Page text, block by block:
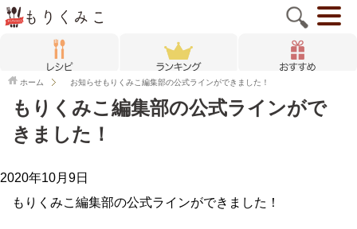
ホーム お知らせもりくみこ編集部の公式ラインができました！
もりくみこ編集部の公式ラインがで
きました！
2020年10月9日
もりくみこ編集部の公式ラインができました！